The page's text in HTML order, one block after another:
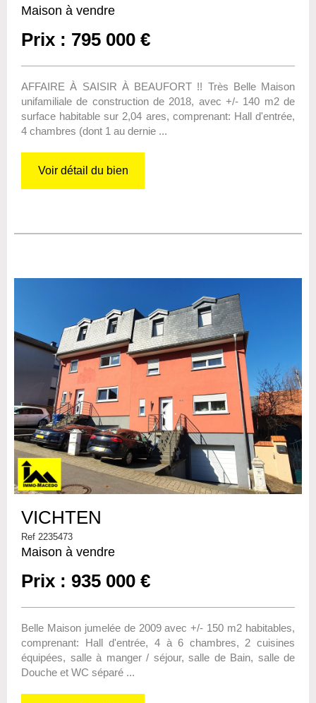
Maison à vendre
Prix : 795 000 €
AFFAIRE À SAISIR À BEAUFORT !! Très Belle Maison
unifamiliale de construction de 2018, avec +/- 140 m2 de
surface habitable sur 2,04 ares, comprenant: Hall d'entrée,
4 chambres (dont 1 au dernie ...
Voir détail du bien
VICHTEN
Ref 2235473
Maison à vendre
Prix : 935 000 €
Belle Maison jumelée de 2009 avec +/- 150 m2 habitables,
comprenant: Hall d'entrée, 4 à 6 chambres, 2 cuisines
équipées, salle à manger / séjour, salle de Bain, salle de
Douche et WC séparé ...